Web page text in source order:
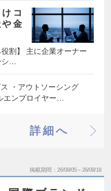
コ
金
割】 主に企業オーナー
…
・アウトソーシング
エンプロイヤー…
詳細へ
掲載期間 26/08/05～26/08/18